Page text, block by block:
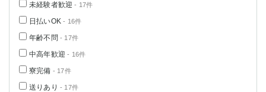
未経験者歓迎 - 17件
日払いOK - 16件
年齢不問 - 17件
中高年歓迎 - 16件
寮完備 - 17件
送りあり - 17件